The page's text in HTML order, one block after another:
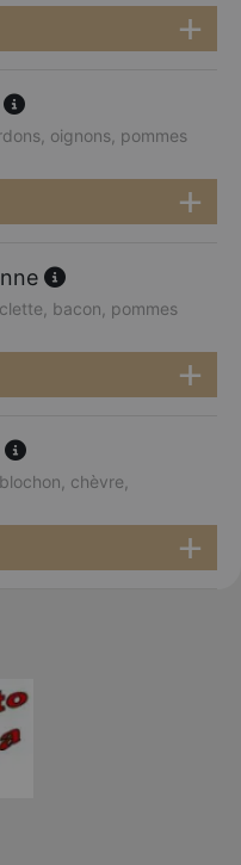
oignons, pommes
bacon, pommes
chèvre,